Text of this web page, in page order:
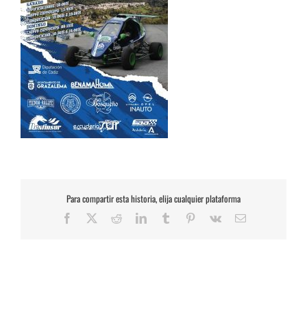
Para compartir esta historia, elija cualquier plataforma
Facebook RedditLinkedInTumblr Pinterest
Vk
Correo